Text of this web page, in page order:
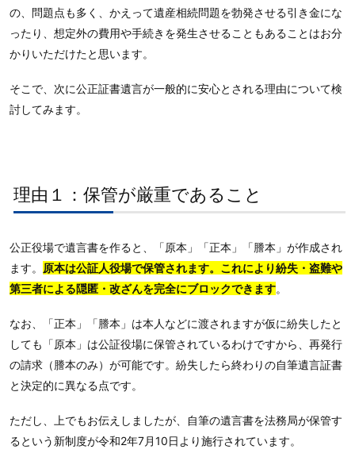
の、問題点も多く、かえって遺産相続問題を勃発させる引き金にな
ったり、想定外の費用や手続きを発生させることもあることはお分
かりいただけたと思います。
そこで、次に公正証書遺言が一般的に安心とされる理由について検
討してみます。
理由１：保管が厳重であること
公正役場で遺言書を作ると、「原本」「正本」「謄本」が作成され
ます。 原本は公証人役場で保管されます。これにより紛失・盗難や
第三者による隠匿・改ざんを完全にブロックできます。
なお、「正本」「謄本」は本人などに渡されますが仮に紛失したと
しても「原本」は公証役場に保管されているわけですから、再発行
の請求（謄本のみ）が可能です。紛失したら終わりの自筆遺言証書
と決定的に異なる点です。
ただし、上でもお伝えしましたが、自筆の遺言書を法務局が保管す
るという新制度が令和2年7月10日より施行されています。